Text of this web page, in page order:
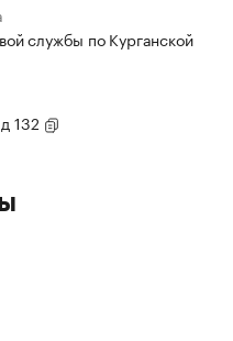
службы по Курганской
132